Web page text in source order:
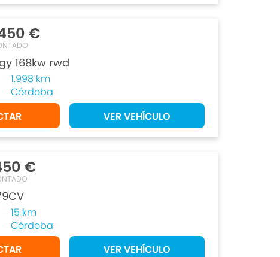
€
168kw rwd
1.998 km
Córdoba
VER VEHÍCULO
€
15 km
Córdoba
VER VEHÍCULO